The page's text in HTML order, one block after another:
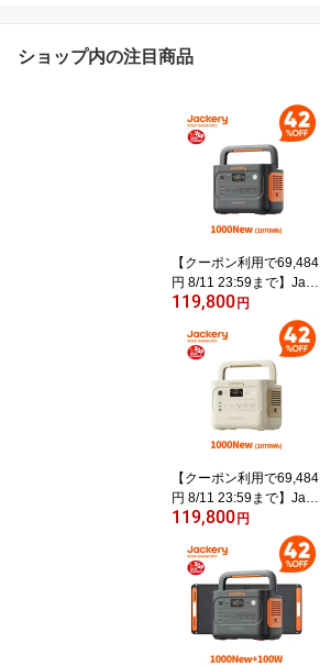
ショップ内の注目商品
【クーポン利用で69,484
円 8/11 23:59まで】Jack
ery ポータブル電源 1000
New 1070Wh リン酸鉄
十年長寿命 定格1500W
最速1時間満充電 バッテ
リー コンパクト 防災 家
庭用 アウトドア用 車中
泊 UPS機能 アプリ遠隔
操作 純正弦波 ジャクリ
119,800 円
【クーポン利用で69,484
円 8/11 23:59まで】Jack
ery ポータブル電源 1000
New サンドゴールド 107
0Wh リン酸鉄 十年長寿
命 定格1500W 最速1時間
満充電 バッテリー コン
パクト 防災 家庭用 アウ
トドア用 車中泊 UPS機
能 アプリ遠隔操作 ジャ
119,800 円